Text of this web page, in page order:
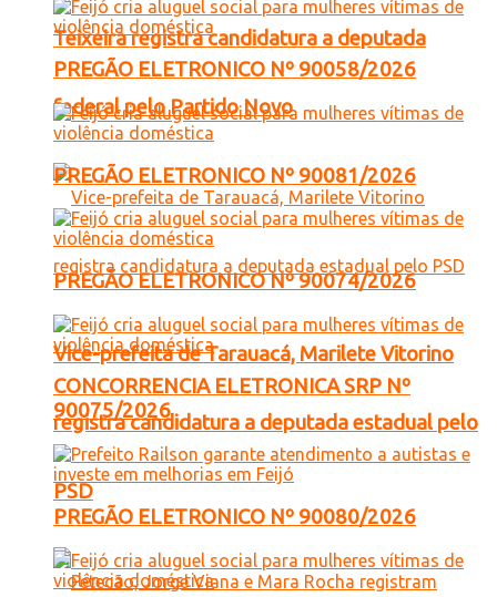
Teixeira registra candidatura a deputada
federal pelo Partido Novo
Vice-prefeita de Tarauacá, Marilete Vitorino
registra candidatura a deputada estadual pelo
PSD
PREGÃO ELETRONICO Nº 90058/2026
PREGÃO ELETRONICO Nº 90081/2026
PREGÃO ELETRONICO Nº 90074/2026
CONCORRENCIA ELETRONICA SRP Nº
90075/2026
PREGÃO ELETRONICO Nº 90080/2026